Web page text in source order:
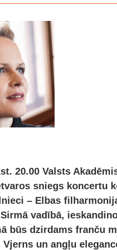
20.00 Valsts
sniegs koncertu
– Elbas
vadībā,
būs dzirdams franču
un angļu